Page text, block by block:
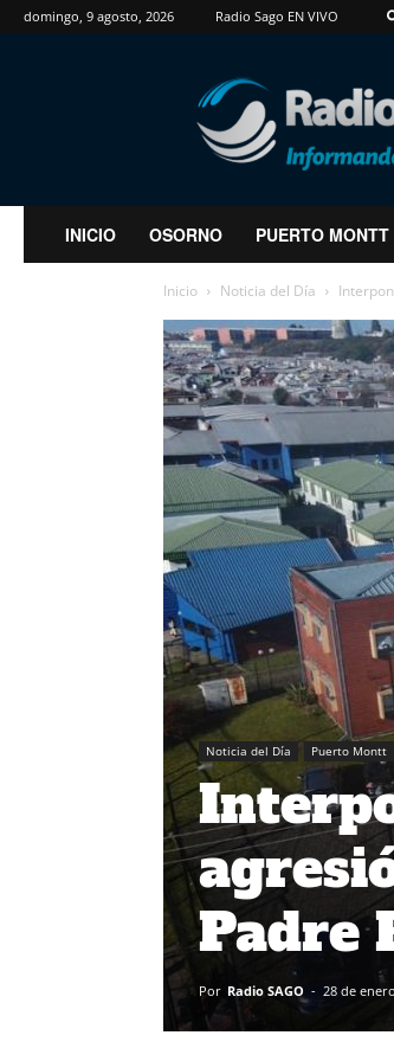
domingo, 9 agosto, 2026 Radio Sago EN VIVO
RadioSago
INICIO OSORNO PUERTO MONTT
Inicio Noticia del Día
Noticia del Día Puerto Montt
Padre
Por Radio SAGO - 28 de